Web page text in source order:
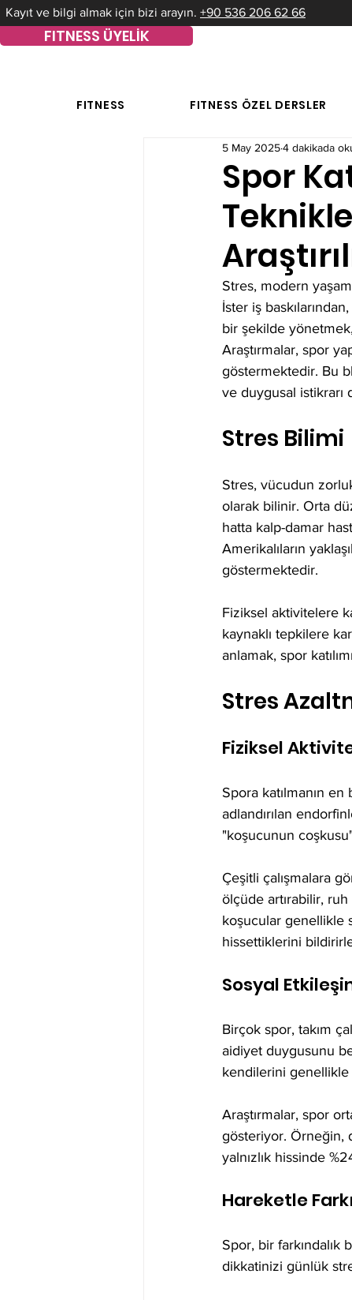
Kayıt ve bilgi almak için bizi arayın. +90 536 206 62 66
FITNESS ÜYELİK
FITNESS FITNESS ÖZEL DERSLER
Spor
5 May 20254 dakikada
Stres, modern
İster iş
bir şekilde
Araştırmalar, spor
göstermektedir. Bu
ve duygusal istikrarı
Stres Bilimi
Stres, vücudun
olarak bilinir. Orta
hatta kalp-damar
Amerikalıların
göstermektedir.
Fiziksel aktivitelere
kaynaklı tepkilere
anlamak, spor
Stres
Fiziksel
Spora katılmanın
adlandırılan
"koşucunun
Çeşitli çalışmalara
ölçüde artırabilir,
koşucular genellikle
hissettiklerini
Sosyal
Birçok spor, takım
aidiyet duygusunu
kendilerini genellikle
Araştırmalar, spor
gösteriyor. Örneğin,
yalnızlık hissinde
Hareketle
Spor, bir
dikkatinizi günlük